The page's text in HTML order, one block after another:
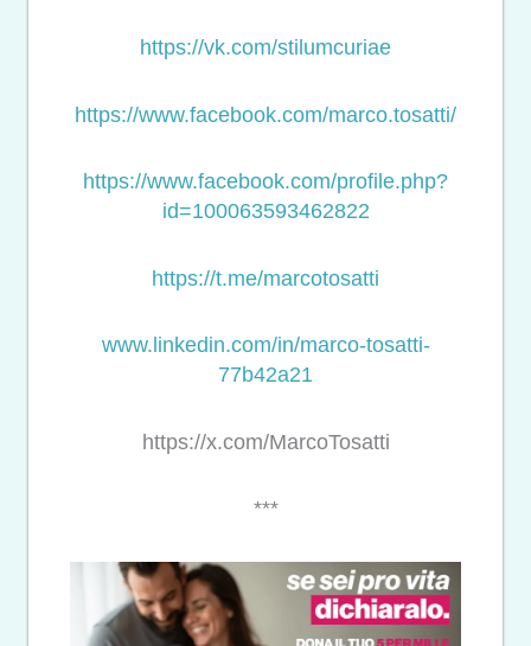
https://vk.com/stilumcuriae
https://www.facebook.com/marco.tosatti/
https://www.facebook.com/profile.php?
id=100063593462822
https://t.me/marcotosatti
www.linkedin.com/in/marco-tosatti-
77b42a21
https://x.com/MarcoTosatti
***